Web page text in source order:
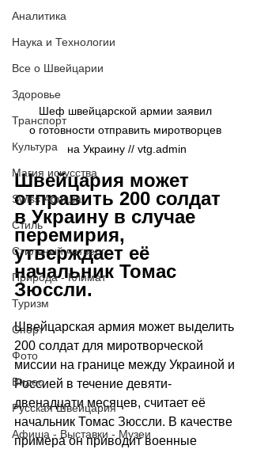
Аналитика
Наука и Технологии
Все о Швейцарии
Здоровье
Транспорт
Культура
Магия искусства
Swiss Афиша
Стиль
Стильный четверг
Природа - Климат
Туризм
Спорт
Фото
Видео
Русская Швейцария
Афиша - Выставки - Музеи
Шеф швейцарской армии заявил
о готовности отправить миротворцев
на Украину // vtg.admin
Швейцария может
отправить 200 солдат
в Украину в случае
перемирия,
утверждает её
начальник Томас
Зюссли.
Швейцарская армия может выделить
200 солдат для миротворческой
миссии на границе между Украиной и
Россией в течение девяти-
двенадцати месяцев, считает её
начальник Томас Зюссли. В качестве
примера он приводит военные